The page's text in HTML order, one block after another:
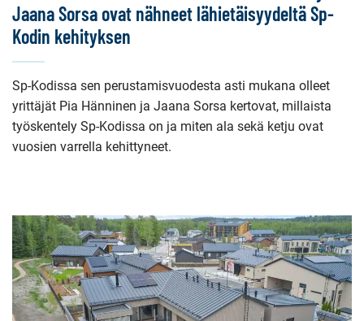
Jaana Sorsa ovat nähneet lähietäisyydeltä Sp-
Kodin kehityksen
Sp-Kodissa sen perustamisvuodesta asti mukana olleet
yrittäjät Pia Hänninen ja Jaana Sorsa kertovat, millaista
työskentely Sp-Kodissa on ja miten ala sekä ketju ovat
vuosien varrella kehittyneet.